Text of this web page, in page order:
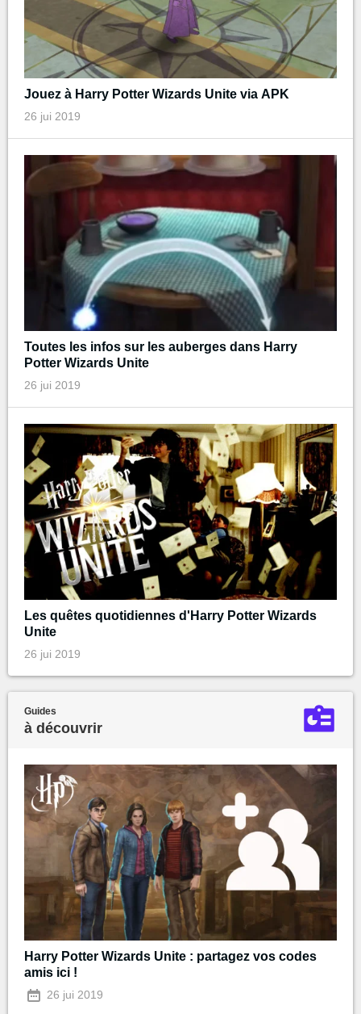
Jouez à Harry Potter Wizards Unite via APK
26 jui 2019
Toutes les infos sur les auberges dans Harry
Potter Wizards Unite
26 jui 2019
Les quêtes quotidiennes d'Harry Potter Wizards
Unite
26 jui 2019
Guides
à découvrir
Harry Potter Wizards Unite : partagez vos codes
amis ici !
26 jui 2019